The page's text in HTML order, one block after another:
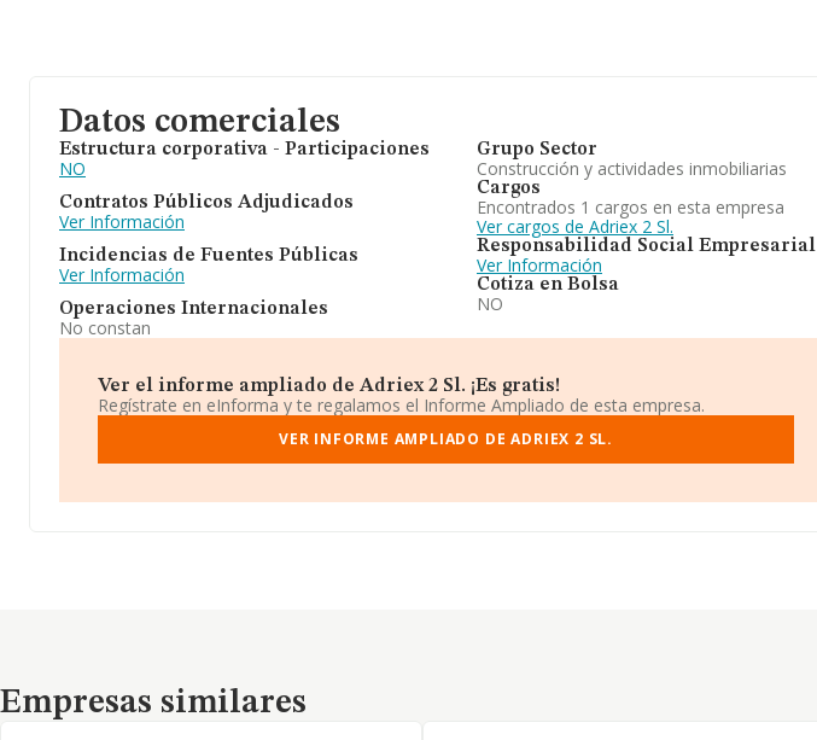
Datos comerciales
Estructura corporativa - Participaciones
NO
Contratos Públicos Adjudicados
Ver Información
Incidencias de Fuentes Públicas
Ver Información
Operaciones Internacionales
No constan
Grupo Sector
Construcción y actividades inmobiliarias
Cargos
Encontrados 1 cargos en esta empresa
Ver cargos de Adriex 2 Sl.
Responsabilidad Social Empresarial
Ver Información
Cotiza en Bolsa
NO
Ver el informe ampliado de Adriex 2 Sl. ¡Es gratis!
Regístrate en eInforma y te regalamos el Informe Ampliado de esta empresa.
VER INFORME AMPLIADO DE ADRIEX 2 SL.
Empresas similares
Empresas similares